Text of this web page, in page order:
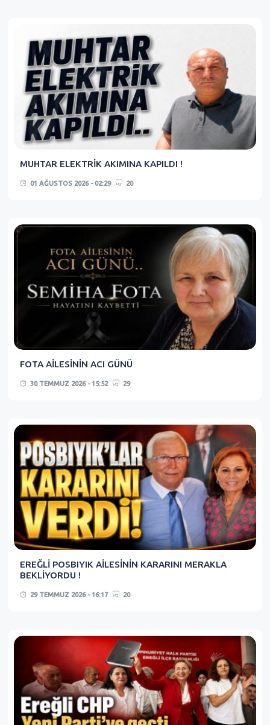
MUHTAR ELEKTRİK AKIMINA KAPILDI !
01 AĞUSTOS 2026 - 02:29 20
FOTA AİLESİNİN ACI GÜNÜ
30 TEMMUZ 2026 - 15:52 29
EREĞLİ POSBIYIK AİLESİNİN KARARINI MERAKLA
BEKLİYORDU !
29 TEMMUZ 2026 - 16:17 20